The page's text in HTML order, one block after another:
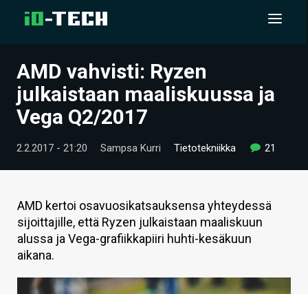
UUTISET
ARTIKKELIT
VIDEOT
TECHBBS
TIETOA
HINTA.FI
KAUPPA
VAIHDA TEEMA
AMD vahvisti: Ryzen
julkaistaan maaliskuussa ja
Vega Q2/2017
2.2.2017 - 21:20 Sampsa Kurri Tietotekniikka 21
AMD kertoi osavuosikatsauksensa yhteydessä
sijoittajille, että Ryzen julkaistaan maaliskuun
alussa ja Vega-grafiikkapiiri huhti-kesäkuun
aikana.